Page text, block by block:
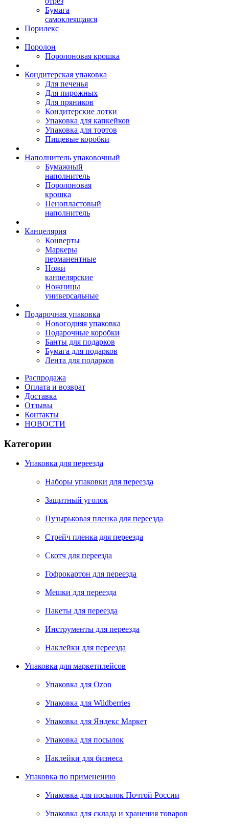
Бумага
самоклеящаяся
Порилекс
Поролон
Поролоновая крошка
Кондитерская упаковка
Для печенья
Для пирожных
Для пряников
Кондитерские лотки
Упаковка для капкейков
Упаковка для тортов
Пищевые коробки
Наполнитель упаковочный
Бумажный
наполнитель
Поролоновая
крошка
Пенопластовый
наполнитель
Канцелярия
Конверты
Маркеры
перманентные
Ножи
канцелярские
Ножницы
универсальные
Подарочная упаковка
Новогодняя упаковка
Подарочные коробки
Банты для подарков
Бумага для подарков
Лента для подарков
Распродажа
Оплата и возврат
Доставка
Отзывы
Контакты
НОВОСТИ
Категории
Упаковка для переезда
Наборы упаковки для переезда
Защитный уголок
Пузырьковая пленка для переезда
Стрейч пленка для переезда
Скотч для переезда
Гофрокартон для переезда
Мешки для переезда
Пакеты для переезда
Инструменты для переезда
Наклейки для переезда
Упаковка для маркетплейсов
Упаковка для Ozon
Упаковка для Wildberries
Упаковка для Яндекс Маркет
Упаковка для посылок
Наклейки для бизнеса
Упаковка по применению
Упаковка для посылок Почтой России
Упаковка для склада и хранения товаров